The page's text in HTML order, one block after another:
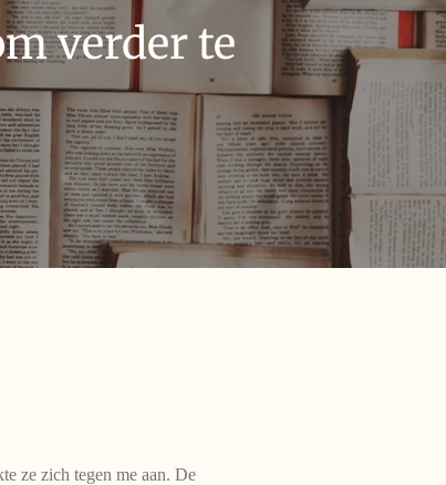
verder te
ze zich tegen me aan. De